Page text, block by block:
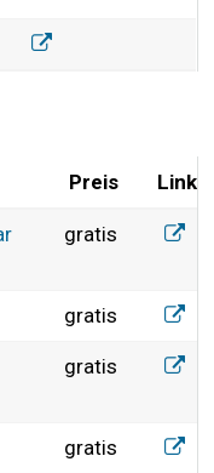
Schiessdaten
Preis Link
gratis
gratis
gratis
gratis